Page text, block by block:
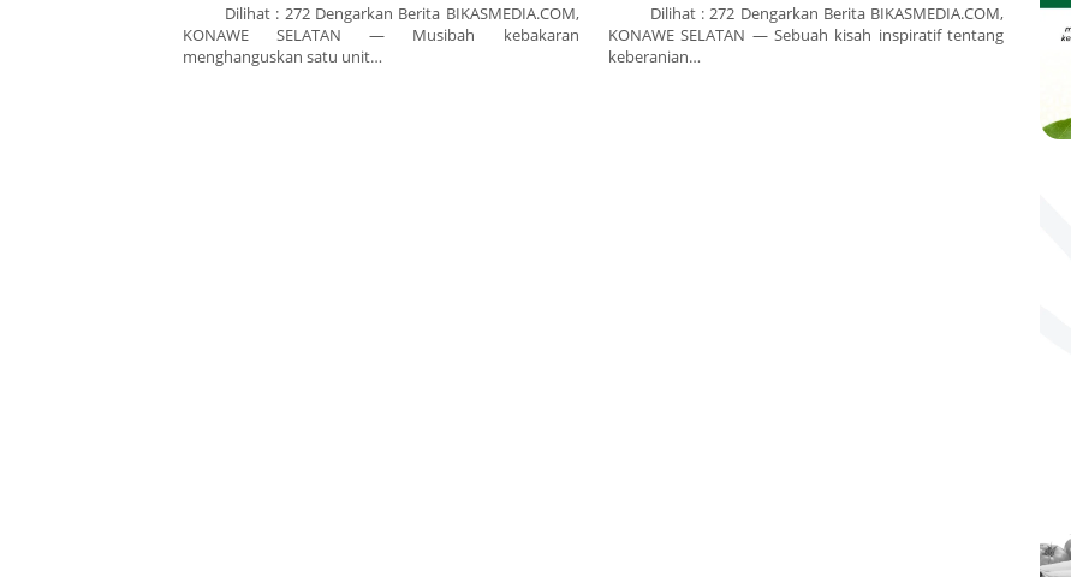
Dilihat : 272 Dengarkan Berita BIKASMEDIA.COM,
KONAWE SELATAN — Musibah kebakaran
menghanguskan satu unit…
Dilihat : 272 Dengarkan Berita BIKASMEDIA.COM,
KONAWE SELATAN — Sebuah kisah inspiratif tentang
keberanian…